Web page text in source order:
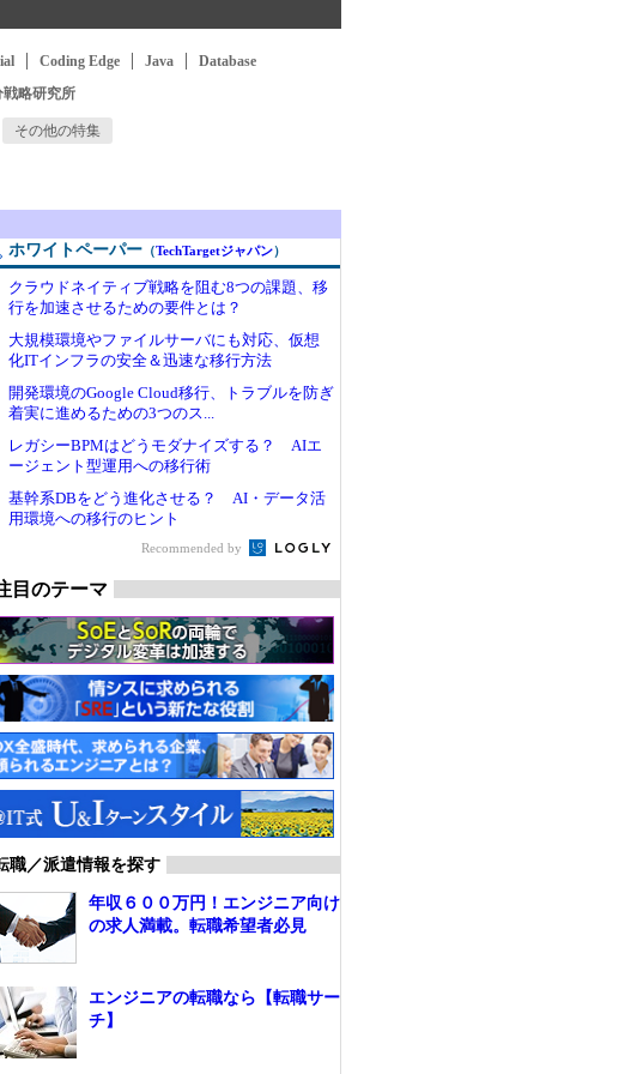
Coding Edge Java
Database
戦略研究所
その他の特集
ホワイトペーパー （TechTargetジャパン）
クラウドネイティブ戦略を阻む8つの課題、移
行を加速させるための要件とは？
大規模環境やファイルサーバにも対応、仮想
化ITインフラの安全＆迅速な移行方法
開発環境のGoogle Cloud移行、トラブルを防ぎ
着実に進めるための3つのス...
レガシーBPMはどうモダナイズする？ AIエ
ージェント型運用への移行術
基幹系DBをどう進化させる？ AI・データ活
用環境への移行のヒント
Recommended by
目のテーマ
職／派遣情報を探す
年収６００万円！エンジニア向け
の求人満載。転職希望者必見
エンジニアの転職なら【転職サー
チ】